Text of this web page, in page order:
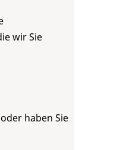
wir Sie
haben Sie